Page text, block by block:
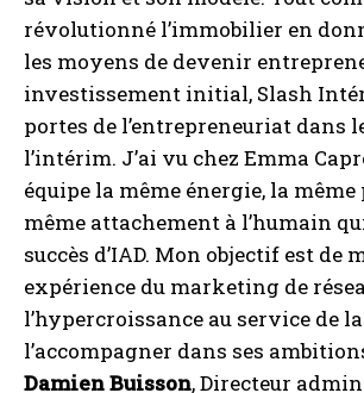
révolutionné l’immobilier en
les moyens de devenir
investissement initial, Slash
portes de l’entrepreneuriat dans
l’intérim. J’ai vu chez Emma
équipe la même énergie, la
même attachement à l’humain
succès d’IAD. Mon objectif est de
expérience du marketing de
l’hypercroissance au service de
l’accompagner dans ses
Damien Buisson, Directeur